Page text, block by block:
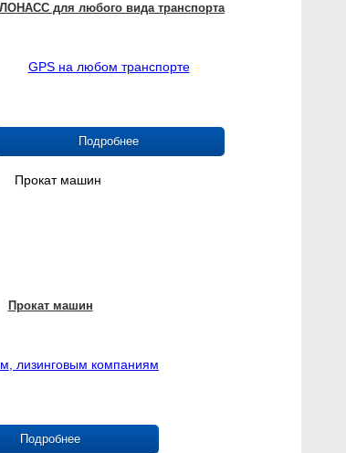
для любого вида транспорта
GPS на любом транспорте
Подробнее
Прокат машин
лизинговым компаниям
Подробнее